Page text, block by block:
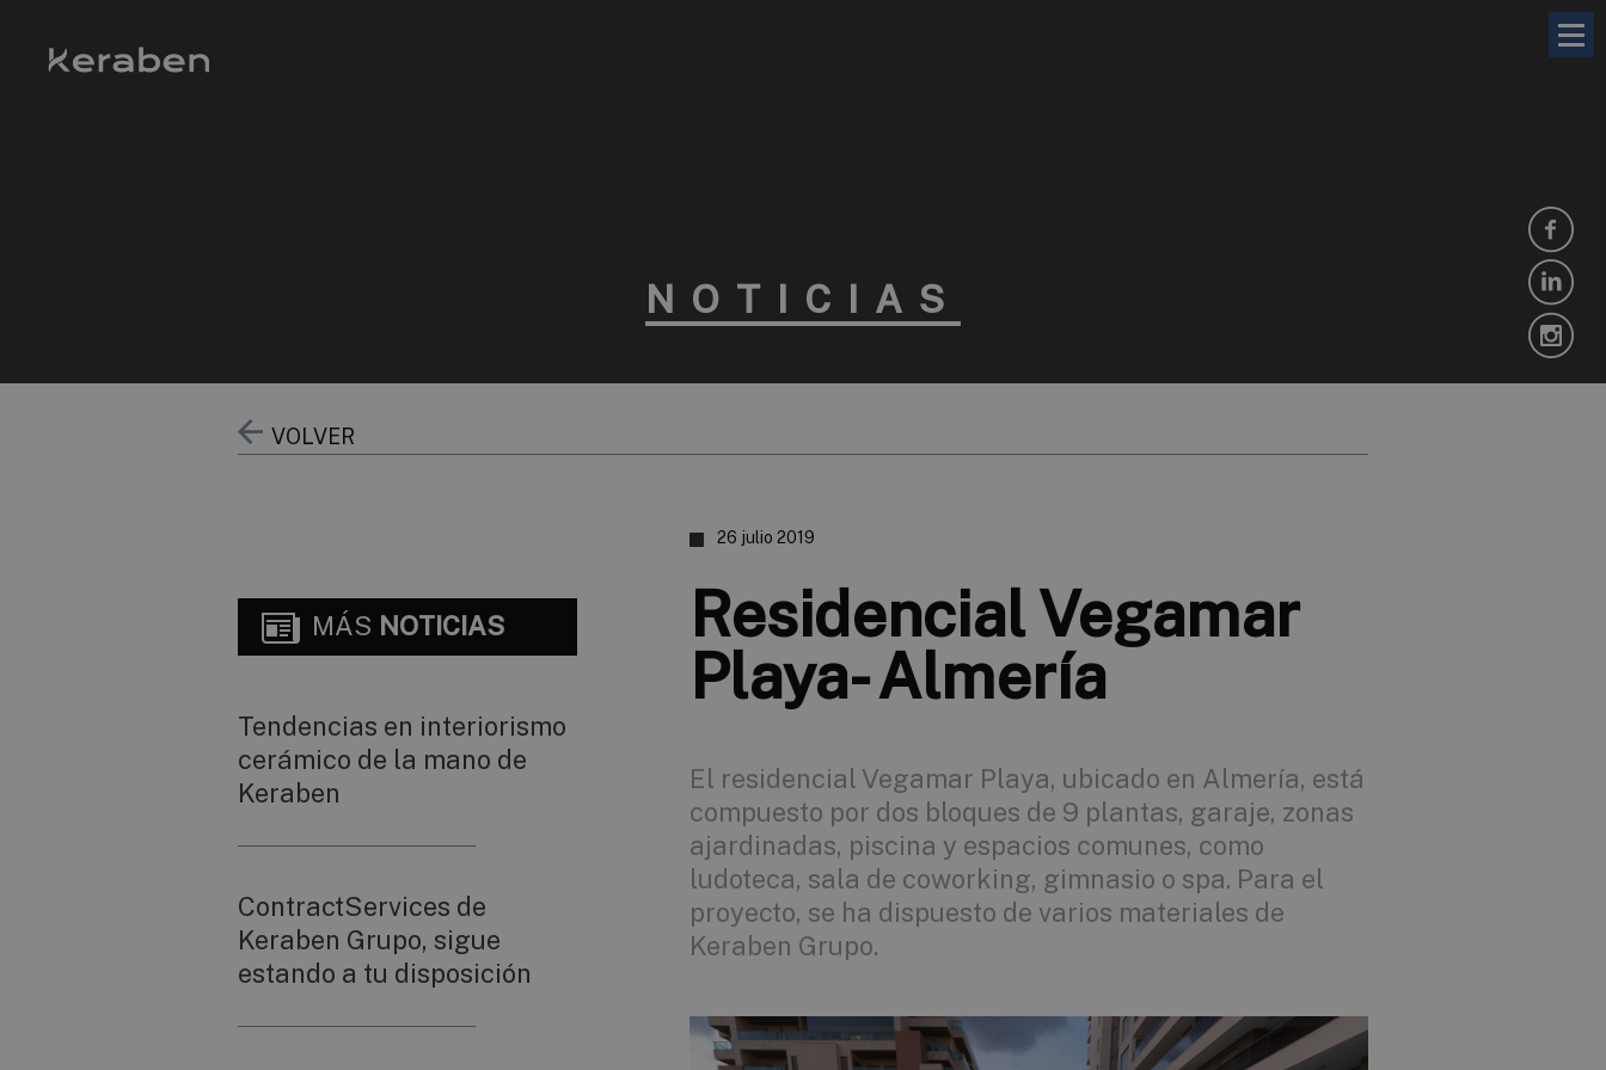
NOTICIAS
VOLVER
26 julio 2019
Residencial Vegamar
Playa- Almería
El residencial Vegamar Playa, ubicado en Almería, está
compuesto por dos bloques de 9 plantas, garaje, zonas
ajardinadas, piscina y espacios comunes, como
ludoteca, sala de coworking, gimnasio o spa. Para el
proyecto, se ha dispuesto de varios materiales de
Keraben Grupo.
MÁS NOTICIAS
Tendencias en interiorismo
cerámico de la mano de
Keraben
ContractServices de
Keraben Grupo, sigue
estando a tu disposición